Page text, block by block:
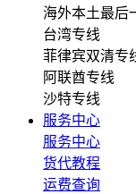
海外本土最后
台湾专线
菲律宾双清专
阿联酋专线
沙特专线
服务中心
服务中心
货代教程
运费查询